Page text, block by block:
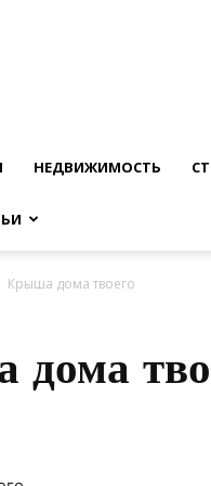
НЕДВИЖИМОСТЬ
Крыша дома твоего